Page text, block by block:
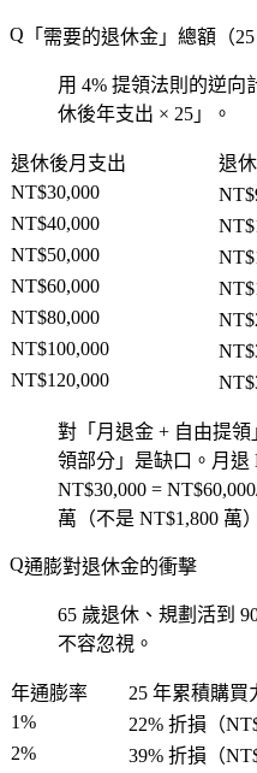
「需要的退休金」總額（
用 4% 提領法則的逆向
休後年支出 × 25」。
退休後月支出
退
NT$30,000
NT$40,000
NT$50,000
NT$60,000
NT$80,000
NT$100,000
NT$120,000
對「月退金 + 自由提
領部分」是缺口。月退
NT$30,000 =
萬（不是 NT$1,800 萬
通膨對退休金的衝擊
65 歲退休、規劃活到
不容忽視。
年通膨率
25 年累積購買
1%
22% 折損（
2%
39% 折損（